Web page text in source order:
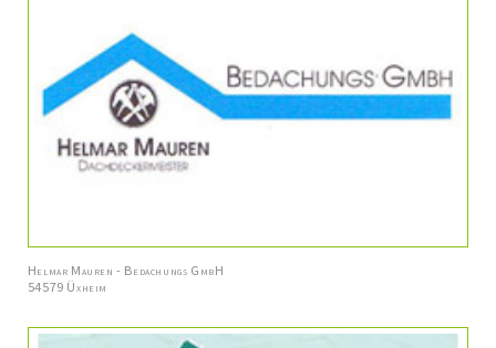
Helmar Mauren - Bedachungs GmbH
54579 Üxheim